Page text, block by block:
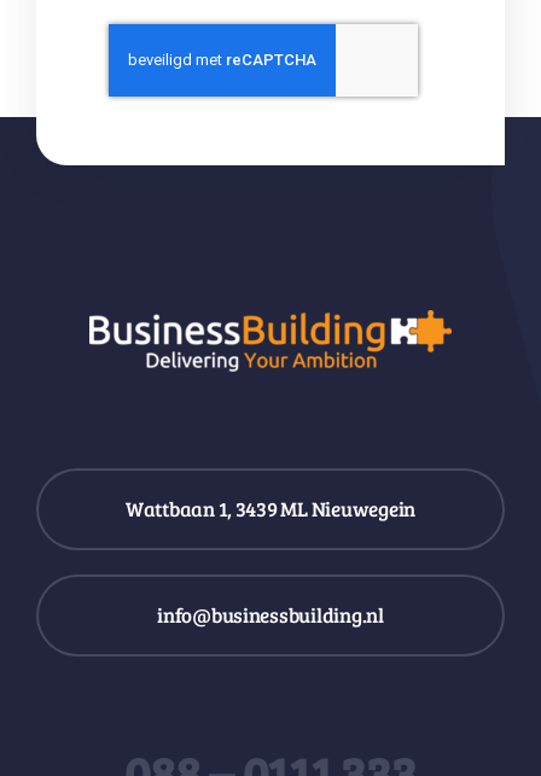
Wattbaan 1, 3439 ML Nieuwegein
info@businessbuilding.nl